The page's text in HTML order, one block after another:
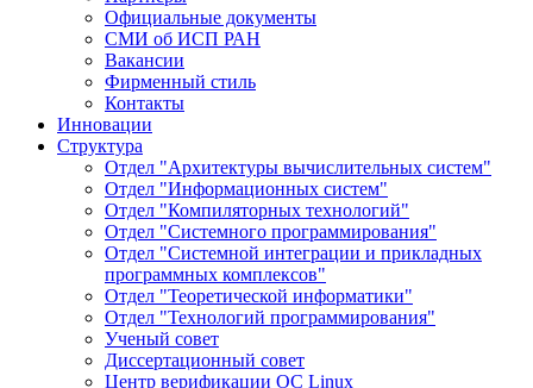
Официальные документы
СМИ об ИСП РАН
Вакансии
Фирменный стиль
Контакты
Инновации
Структура
Отдел "Архитектуры вычислительных систем"
Отдел "Информационных систем"
Отдел "Компиляторных технологий"
Отдел "Системного программирования"
Отдел "Системной интеграции и прикладных
программных комплексов"
Отдел "Теоретической информатики"
Отдел "Технологий программирования"
Ученый совет
Диссертационный совет
Центр верификации ОС Linux